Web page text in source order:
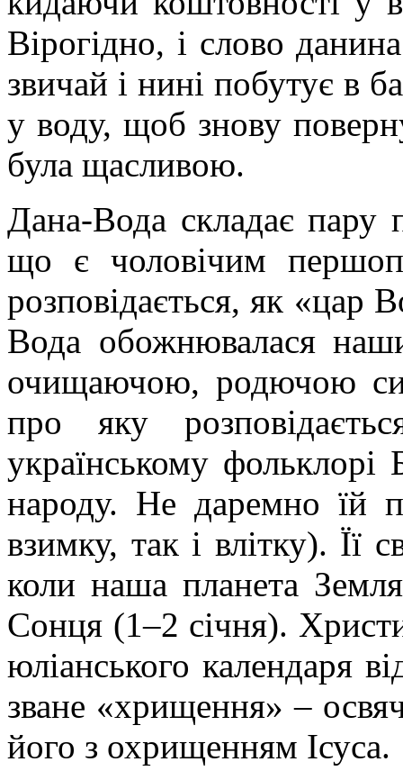
Вірогідно, і слово
звичай і нині побутує в
у воду, щоб знову
була щасливою.
Дана-Вода складає пару
що є чоловічим
розповідається, як «цар
Вода обожнювалася
очищаючою, родючою
про яку
українському фольклорі
народу. Не даремно їй
взимку, так і влітку). Її
коли наша планета
Сонця (1–2 січня).
юліанського календаря
зване «хрищення» –
його з охрищенням Ісуса.